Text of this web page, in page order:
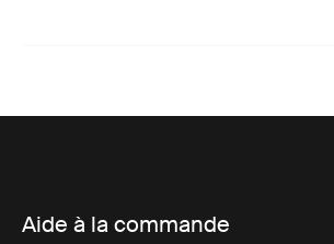
Aide à la commande